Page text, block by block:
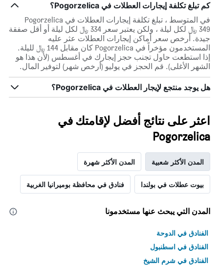
كم تبلغ تكلفة إيجارات العطلات في Pogorzelica؟
في المتوسط ، تبلغ تكلفة إيجارات العطلات في Pogorzelica
349 ﷼ لكل ليلة ، ولكن يعتبر سعر 334 ﷼ لكل ليلة أو أقل صفقة
جيدة. أرخص سعر أماكن إيجارات العطلات عثر عليه
المستخدمون مؤخراً في Pogorzelica كان مقابل 144 ﷼ لليلة.
إذا استطعت حاول تجنب حجز إيجارك في أغسطس (لأن هذا هو
الشهر الأغلى). قم الحجز في يوليو (أرخص شهر) لتوفير المال.
هل يوجد منتجع لإيجار العطلات في Pogorzelica؟
اعثر على نتائج أفضل لإقامتك في
Pogorzelica
المدن الأكثر شعبية المدن الأكثر شهرة
بيوت عطلات في بولندا فنادق في محافظة بوميرانيا الغربية
المدن التي يبحث عنها مستخدمونا
الفنادق في الدوحة
الفنادق في اسطنبول
الفنادق في شرم الشيخ